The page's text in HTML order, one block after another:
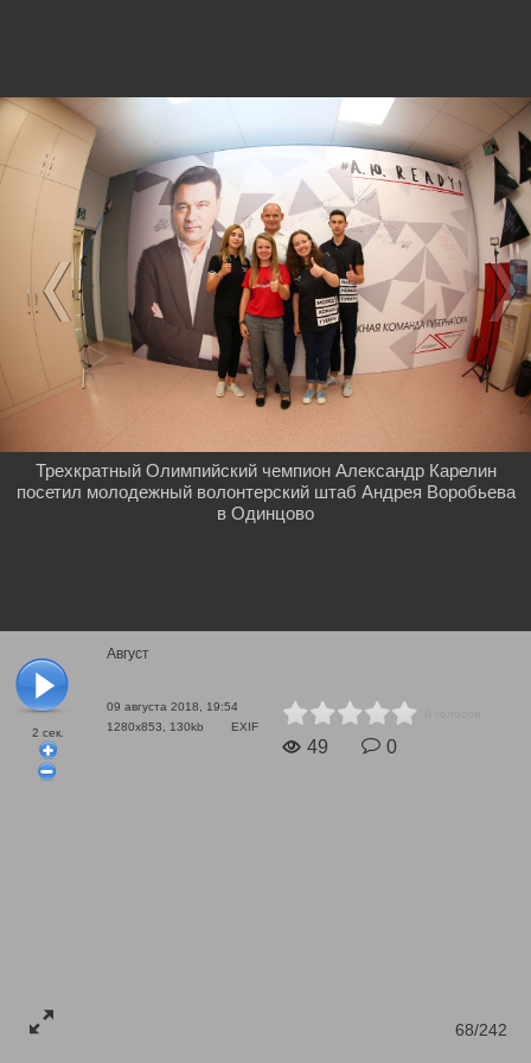
2 сек.
Август
09 августа 2018, 19:54
1280x853, 130kb
EXIF
49 0
68/242
Трехкратный Олимпийский чемпион Александр Карелин
посетил молодежный волонтерский штаб Андрея Воробьева
в Одинцово